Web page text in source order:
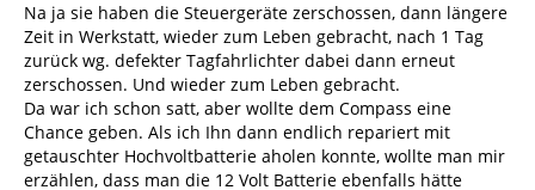
Na ja sie haben die Steuergeräte zerschossen, dann längere
Zeit in Werkstatt, wieder zum Leben gebracht, nach 1 Tag
zurück wg. defekter Tagfahrlichter dabei dann erneut
zerschossen. Und wieder zum Leben gebracht.
Da war ich schon satt, aber wollte dem Compass eine
Chance geben. Als ich Ihn dann endlich repariert mit
getauschter Hochvoltbatterie aholen konnte, wollte man mir
erzählen, dass man die 12 Volt Batterie ebenfalls hätte